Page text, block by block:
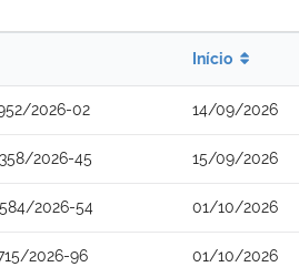
Início
2026-02 14/09/2026
2026-45 15/09/2026
2026-54 01/10/2026
2026-96 01/10/2026